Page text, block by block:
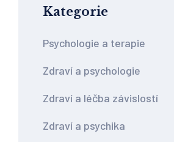
Kategorie
Psychologie a terapie
Zdraví a psychologie
Zdraví a léčba závislostí
Zdraví a psychika